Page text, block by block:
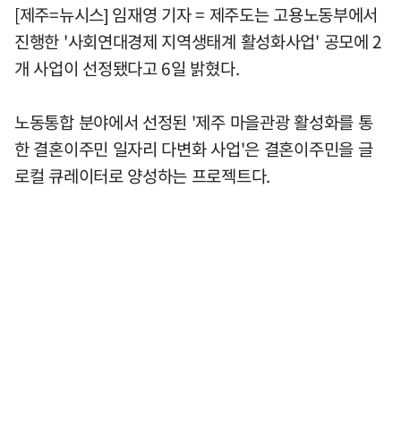
[제주=뉴시스] 임재영 기자 = 제주도는 고용노동부에서
진행한 '사회연대경제 지역생태계 활성화사업' 공모에 2
개 사업이 선정됐다고 6일 밝혔다.
노동통합 분야에서 선정된 '제주 마을관광 활성화를 통
한 결혼이주민 일자리 다변화 사업'은 결혼이주민을 글
로컬 큐레이터로 양성하는 프로젝트다.